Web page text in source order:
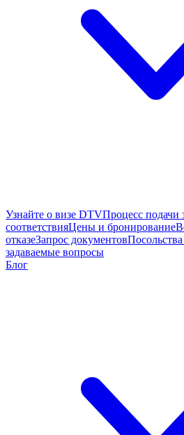
Узнайте о визе DTVПроцесс подачи
соответствияЦены и бронирование
отказеЗапрос документов
задаваемые вопросы
Блог